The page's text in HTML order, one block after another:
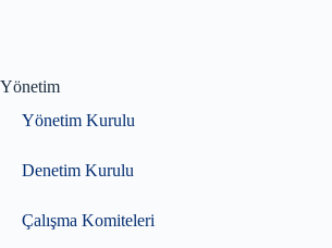
Yönetim
Yönetim Kurulu
Denetim Kurulu
Çalışma Komiteleri